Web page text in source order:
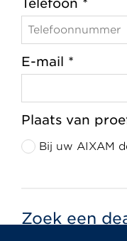
Telefoon *
E-mail *
Plaats van
Bij uw AIXAM
Zoek een